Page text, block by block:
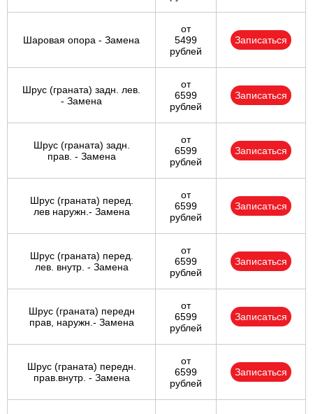
Шаровая опора - Замена
от
5499
рублей
Записаться
Шрус (граната) задн. лев.
- Замена
от
6599
рублей
Записаться
Шрус (граната) задн.
прав. - Замена
от
6599
рублей
Записаться
Шрус (граната) перед.
лев наружн.- Замена
от
6599
рублей
Записаться
Шрус (граната) перед.
лев. внутр. - Замена
от
6599
рублей
Записаться
Шрус (граната) передн
прав, наружн.- Замена
от
6599
рублей
Записаться
Шрус (граната) передн.
прав.внутр. - Замена
от
6599
рублей
Записаться